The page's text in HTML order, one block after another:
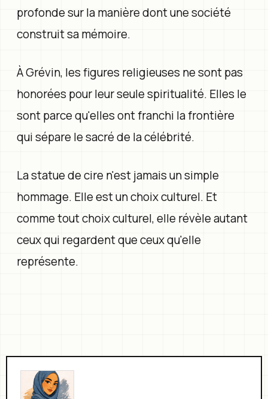
profonde sur la manière dont une société
construit sa mémoire.
À Grévin, les figures religieuses ne sont pas
honorées pour leur seule spiritualité. Elles le
sont parce qu'elles ont franchi la frontière
qui sépare le sacré de la célébrité.
La statue de cire n'est jamais un simple
hommage. Elle est un choix culturel. Et
comme tout choix culturel, elle révèle autant
ceux qui regardent que ceux qu'elle
représente.